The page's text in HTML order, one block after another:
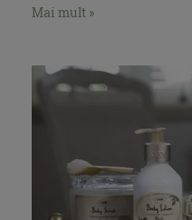
Mai mult »